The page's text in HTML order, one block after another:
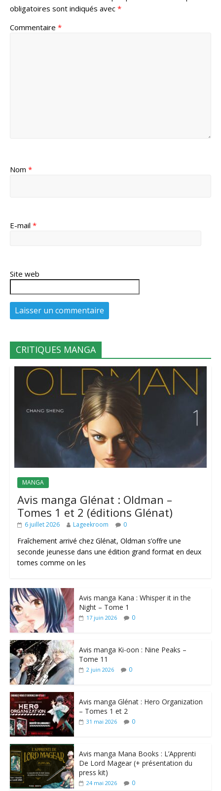
obligatoires sont indiqués avec *
Commentaire *
Nom *
E-mail *
Site web
CRITIQUES MANGA
MANGA
Avis manga Glénat : Oldman –
Tomes 1 et 2 (éditions Glénat)
6 juillet 2026 Lageekroom 0
Fraîchement arrivé chez Glénat, Oldman s’offre une
seconde jeunesse dans une édition grand format en deux
tomes comme on les
Avis manga Kana : Whisper it in the
Night – Tome 1
17 juin 2026 0
Avis manga Ki-oon : Nine Peaks –
Tome 11
2 juin 2026 0
Avis manga Glénat : Hero Organization
– Tomes 1 et 2
31 mai 2026 0
Avis manga Mana Books : L’Apprenti
De Lord Magear (+ présentation du
press kit)
24 mai 2026 0